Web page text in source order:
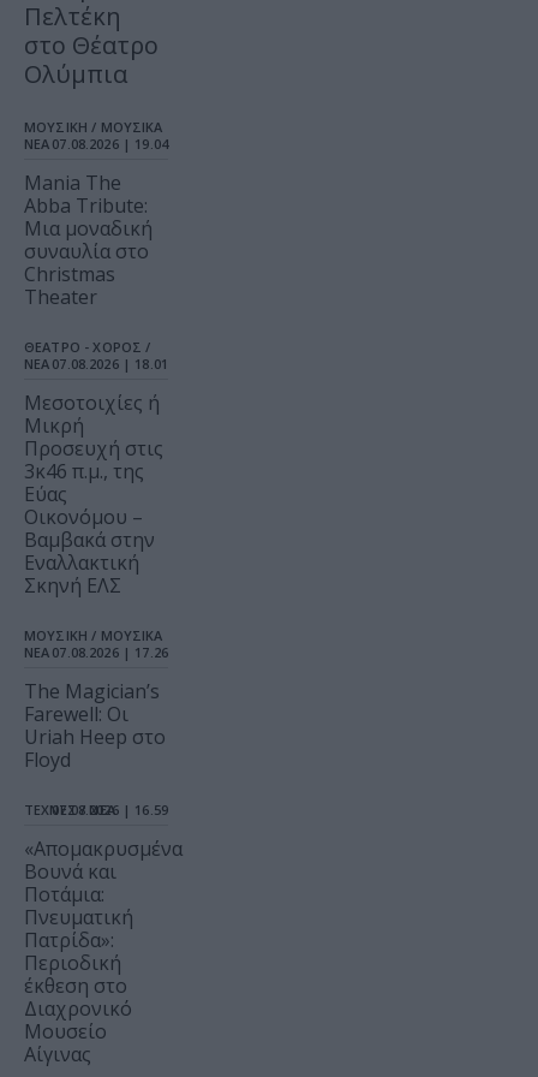
Πελτέκη
στο Θέατρο
Ολύμπια
ΜΟΥΣΙΚΗ / ΜΟΥΣΙΚΑ
ΝΕΑ 07.08.2026 | 19.04
Mania The
Abba Tribute:
Μια μοναδική
συναυλία στο
Christmas
Theater
ΘΕΑΤΡΟ - ΧΟΡΟΣ /
ΝΕΑ 07.08.2026 | 18.01
Μεσοτοιχίες ή
Μικρή
Προσευχή στις
3κ46 π.μ., της
Εύας
Οικονόμου –
Βαμβακά στην
Εναλλακτική
Σκηνή ΕΛΣ
ΜΟΥΣΙΚΗ / ΜΟΥΣΙΚΑ
ΝΕΑ 07.08.2026 | 17.26
The Magician’s
Farewell: Οι
Uriah Heep στο
Floyd
ΤΕΧΝΕΣ / ΝΕΑ
07.08.2026 | 16.59
«Απομακρυσμένα
Βουνά και
Ποτάμια:
Πνευματική
Πατρίδα»:
Περιοδική
έκθεση στο
Διαχρονικό
Μουσείο
Αίγινας